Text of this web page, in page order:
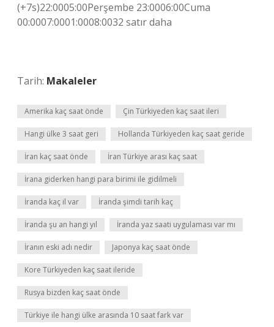
(+7s)22:0005:00Perşembe 23:0006:00Cuma
00:0007:0001:0008:0032 satır daha
Tarih: Makaleler
Amerika kaç saat önde Çin Türkiyeden kaç saat ileri
Hangi ülke 3 saat geri Hollanda Türkiyeden kaç saat geride
İran kaç saat önde İran Türkiye arası kaç saat
İrana giderken hangi para birimi ile gidilmeli
İranda kaç il var İranda şimdi tarih kaç
İranda şu an hangi yıl İranda yaz saati uygulaması var mı
İranın eski adı nedir Japonya kaç saat önde
Kore Türkiyeden kaç saat ileride
Rusya bizden kaç saat önde
Türkiye ile hangi ülke arasında 10 saat fark var